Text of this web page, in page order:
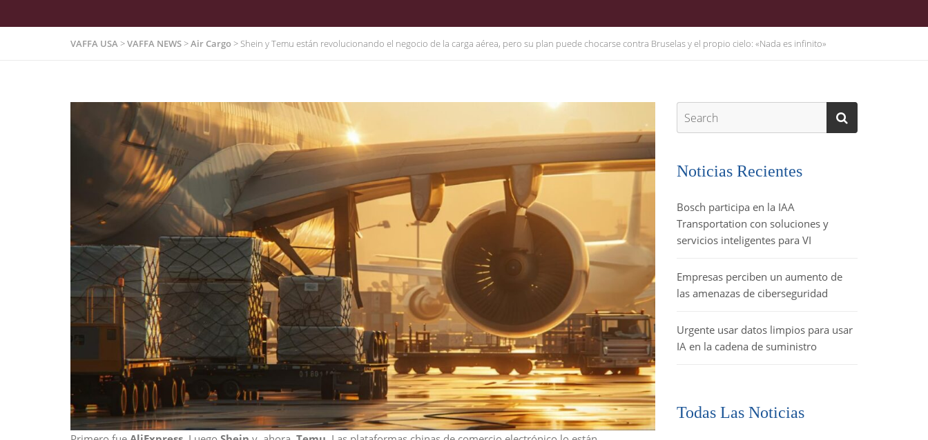
VAFFA USA>VAFFA NEWS>Air Cargo>Shein y Temu están revolucionando el negocio de la carga aérea, pero su plan puede chocarse contra Bruselas y el propio cielo: «Nada es infinito»
Noticias Recientes
Bosch participa en la IAA
Transportation con soluciones y
servicios inteligentes para VI
Empresas perciben un aumento de
las amenazas de ciberseguridad
Urgente usar datos limpios para usar
IA en la cadena de suministro
Todas Las Noticias